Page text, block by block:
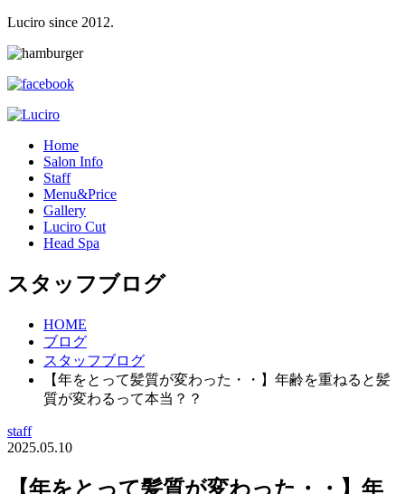
Luciro since 2012.
Home
Salon Info
Staff
Menu&Price
Gallery
Luciro Cut
Head Spa
スタッフブログ
HOME
ブログ
スタッフブログ
【年をとって髪質が変わった・・】年齢を重ねると髪
質が変わるって本当？？
staff
2025.05.10
【年をとって髪質が変わった・・】年